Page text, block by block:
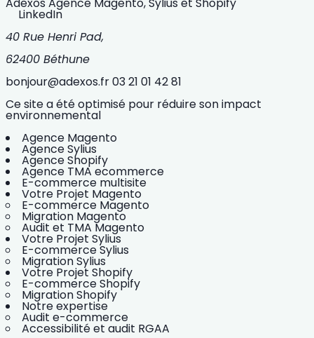
Adexos Agence Magento, Sylius et Shopify
LinkedIn
40 Rue Henri Pad,
62400 Béthune
bonjour@adexos.fr03 21 01 42 81
Ce site a été optimisé pour réduire son impact
environnemental
Agence Magento
Agence Sylius
Agence Shopify
Agence TMA ecommerce
E-commerce multisite
Votre Projet Magento
E-commerce Magento
Migration Magento
Audit et TMA Magento
Votre Projet Sylius
E-commerce Sylius
Migration Sylius
Votre Projet Shopify
E-commerce Shopify
Migration Shopify
Notre expertise
Audit e-commerce
Accessibilité et audit RGAA